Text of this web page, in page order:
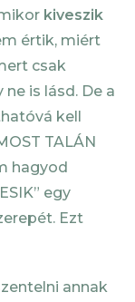
kiveszik
értik, miért
csak
is lásd. De a
kell
TALÁN
hagyod
egy
Ezt
annak